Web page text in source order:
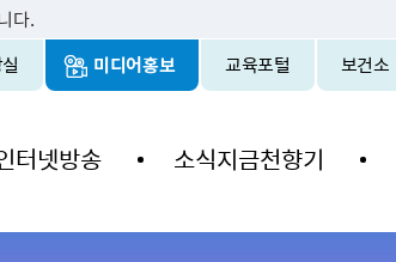
다.
미디어홍보 교육포털 보건소
터넷방송 소식지금천향기